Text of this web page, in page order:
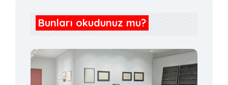
Bunları okudunuz mu?